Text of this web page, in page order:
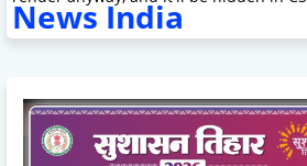
News India